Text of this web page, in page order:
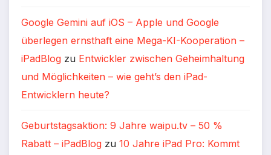
Google Gemini auf iOS – Apple und Google
überlegen ernsthaft eine Mega-KI-Kooperation –
iPadBlog zu Entwickler zwischen Geheimhaltung
und Möglichkeiten – wie geht’s den iPad-
Entwicklern heute?
Geburtstagsaktion: 9 Jahre waipu.tv – 50 %
Rabatt – iPadBlog zu 10 Jahre iPad Pro: Kommt